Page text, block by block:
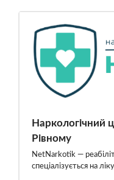
Наркологічний
Рівному
NetNarkotik —
спеціалізується на